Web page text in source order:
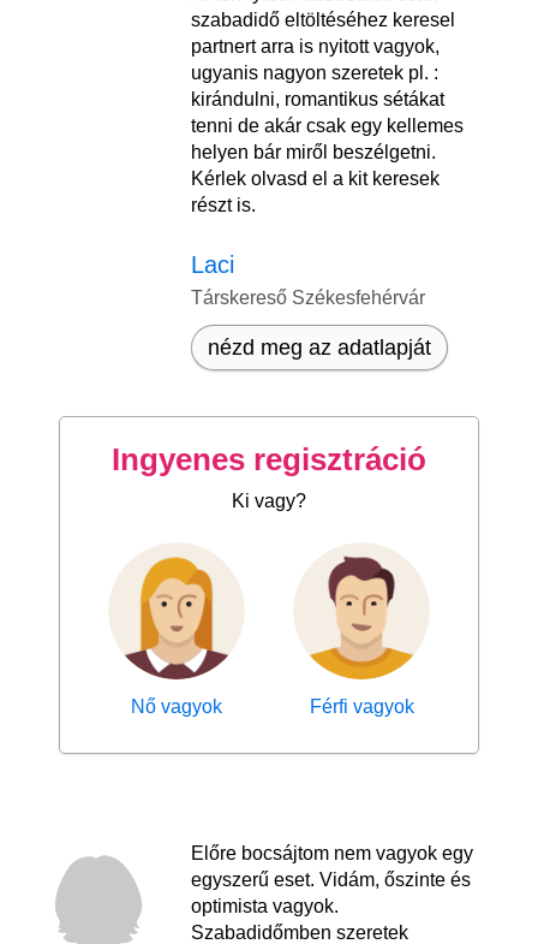
szabadidő eltöltéséhez keresel
partnert arra is nyitott vagyok,
ugyanis nagyon szeretek pl. :
kirándulni, romantikus sétákat
tenni de akár csak egy kellemes
helyen bár miről beszélgetni.
Kérlek olvasd el a kit keresek
részt is.
Laci
Társkereső Székesfehérvár
nézd meg az adatlapját
Ingyenes regisztráció
Ki vagy?
Nő vagyok Férfi vagyok
Előre bocsájtom nem vagyok egy
egyszerű eset. Vidám, őszinte és
optimista vagyok.
Szabadidőmben szeretek